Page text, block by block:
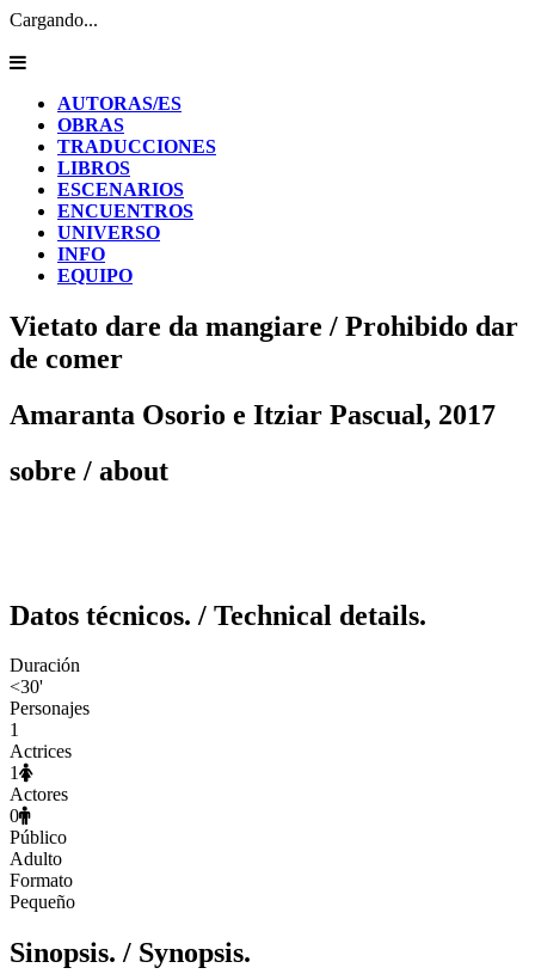
Cargando...
AUTORAS/ES
OBRAS
TRADUCCIONES
LIBROS
ESCENARIOS
ENCUENTROS
UNIVERSO
INFO
EQUIPO
Vietato dare da mangiare / Prohibido dar
de comer
Amaranta Osorio e Itziar Pascual, 2017
sobre / about
Datos técnicos. / Technical details.
Duración
<30'
Personajes
1
Actrices
1
Actores
0
Público
Adulto
Formato
Pequeño
Sinopsis. / Synopsis.